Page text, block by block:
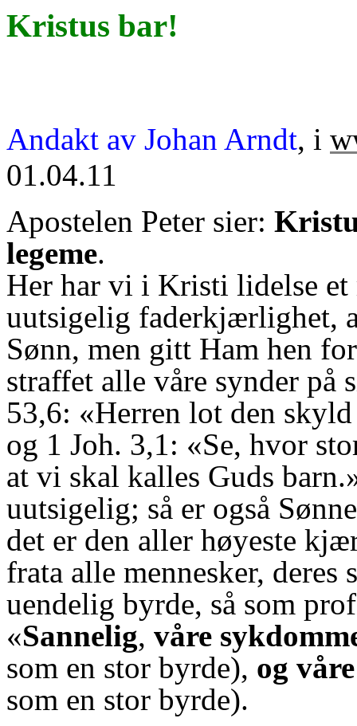
Kristus bar!
Andakt av Johan Arndt, i
01.04.11
Apostelen Peter sier:
legeme.
Her har vi i Kristi lidelse
uutsigelig faderkjærlighet,
Sønn, men gitt Ham hen
straffet alle våre synder på
53,6: «Herren lot den
og 1 Joh. 3,1: «Se, hvor
at vi skal kalles Guds
uutsigelig; så er også
det er den aller høyeste
frata alle mennesker, deres
uendelig byrde, så som
«Sannelig, våre
som en stor byrde), og
som en stor byrde).